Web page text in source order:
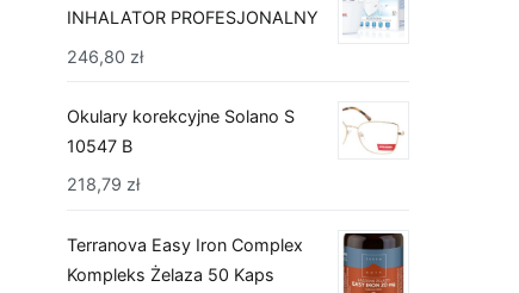
INHALATOR PROFESJONALNY
246,80 zł
Okulary korekcyjne Solano S
10547 B
218,79 zł
Terranova Easy Iron Complex
Kompleks Żelaza 50 Kaps